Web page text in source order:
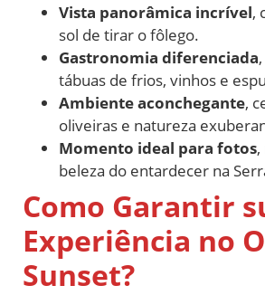
Vista panorâmica incrível,
sol de tirar o fôlego.
Gastronomia diferenciada
tábuas de frios, vinhos e
Ambiente aconchegante,
oliveiras e natureza
Momento ideal para fotos
beleza do entardecer na
Como Garantir
Experiência no
Sunset?